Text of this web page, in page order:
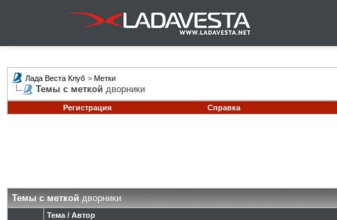
Лада Веста Клуб > Метки
Темы с меткой дворники
Регистрация
Справка
Темы с меткойдворники
Тема / Автор